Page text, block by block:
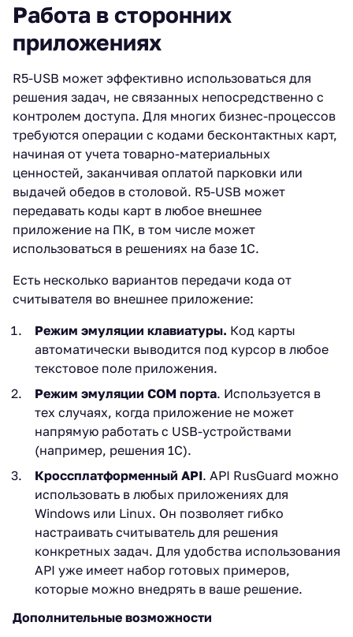
Работа в сторонних
приложениях
R5-USB может эффективно использоваться для
решения задач, не связанных непосредственно с
контролем доступа. Для многих бизнес-процессов
требуются операции с кодами бесконтактных карт,
начиная от учета товарно-материальных
ценностей, заканчивая оплатой парковки или
выдачей обедов в столовой. R5-USB может
передавать коды карт в любое внешнее
приложение на ПК, в том числе может
использоваться в решениях на базе 1С.
Есть несколько вариантов передачи кода от
считывателя во внешнее приложение:
Режим эмуляции клавиатуры. Код карты
автоматически выводится под курсор в любое
текстовое поле приложения.
Режим эмуляции COM порта. Используется в
тех случаях, когда приложение не может
напрямую работать с USB-устройствами
(например, решения 1С).
Кроссплатформенный API. API RusGuard можно
использовать в любых приложениях для
Windows или Linux. Он позволяет гибко
настраивать считыватель для решения
конкретных задач. Для удобства использования
API уже имеет набор готовых примеров,
которые можно внедрять в ваше решение.
Дополнительные возможности